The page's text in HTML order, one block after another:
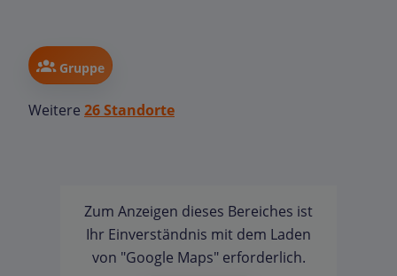
Gruppe
Weitere 26 Standorte
Zum Anzeigen dieses Bereiches ist
Ihr Einverständnis mit dem Laden
von "Google Maps" erforderlich.